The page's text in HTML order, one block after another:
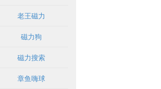
老王磁力
磁力狗
磁力搜索
章鱼嗨球